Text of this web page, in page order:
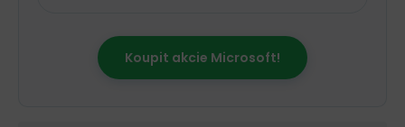
Koupit akcie Microsoft!